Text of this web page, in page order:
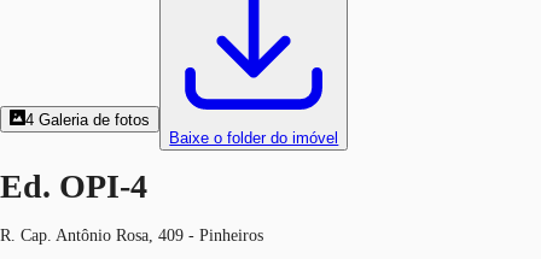
4 Galeria de fotos
Baixe o folder do imóvel
Ed. OPI-4
R. Cap. Antônio Rosa, 409 - Pinheiros